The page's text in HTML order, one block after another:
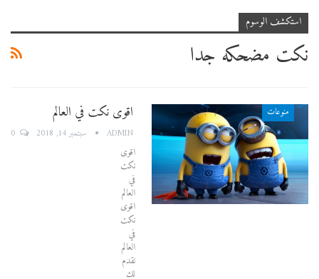
استكشف الوسوم
نكت مضحكه جدا
منوعات اقوى نكت في العالم
ADMIN سبتمبر 14, 2018
اقوى
نكت
في
العالم
اقوى
نكت
في
العالم
نقدم
لك